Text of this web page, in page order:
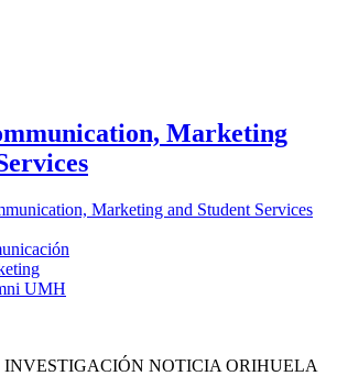
Marketing
Marketing and Student Services
UMH
INVESTIGACIÓN NOTICIA ORIHUELA